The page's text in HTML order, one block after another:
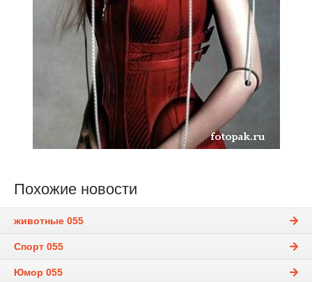
Похожие новости
животные 055
Спорт 055
Юмор 055